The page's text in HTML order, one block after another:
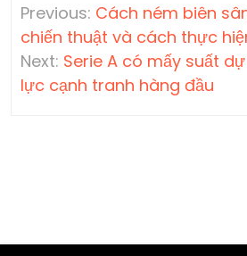
hướng
bài
viết
Previous: Cách ném biên
chiến thuật và cách thực
Next: Serie A có mấy suất
lực cạnh tranh hàng đầu